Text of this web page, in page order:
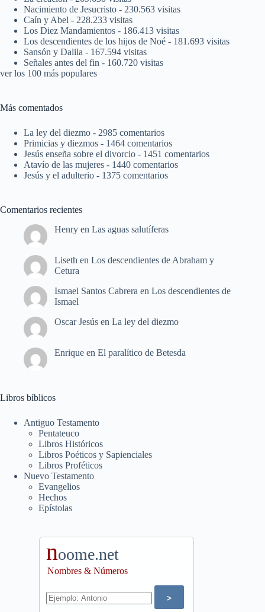
Nacimiento de Jesucristo - 230.563 visitas
Caín y Abel - 228.233 visitas
Los Diez Mandamientos - 186.413 visitas
Los descendientes de los hijos de Noé - 181.693 visitas
Sansón y Dalila - 167.594 visitas
Señales antes del fin - 160.720 visitas
ver los 100 más populares
Más comentados
La ley del diezmo - 2985 comentarios
Primicias y diezmos - 1464 comentarios
Jesús enseña sobre el divorcio - 1451 comentarios
Atavío de las mujeres - 1440 comentarios
Jesús y el adulterio - 1375 comentarios
Comentarios recientes
Henry en Las aguas salutíferas
Liseth en Los descendientes de Abraham y
Cetura
Ismael Santos Cabrera en Los descendientes de
Ismael
Oscar Jesús en La ley del diezmo
Enrique en El paralítico de Betesda
Libros bíblicos
Antiguo Testamento
Pentateuco
Libros Históricos
Libros Poéticos y Sapienciales
Libros Proféticos
Nuevo Testamento
Evangelios
Hechos
Epístolas
noome.net
Nombres & Números